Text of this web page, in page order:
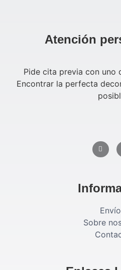
Atención
Pide cita previa con uno
Encontrar la perfecta
Sobre